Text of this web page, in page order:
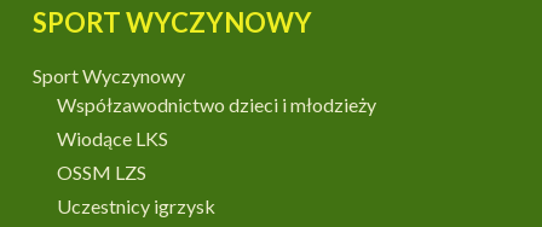
SPORT WYCZYNOWY
Sport Wyczynowy
Współzawodnictwo dzieci i młodzieży
Wiodące LKS
OSSM LZS
Uczestnicy igrzysk